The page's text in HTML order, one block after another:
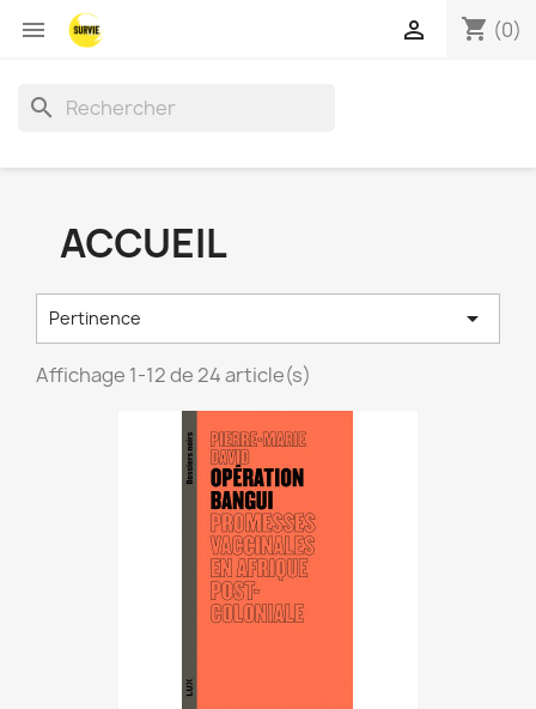
 shopping_cart (0)

search
ACCUEIL
Pertinence 
Affichage 1-12 de 24 article(s)